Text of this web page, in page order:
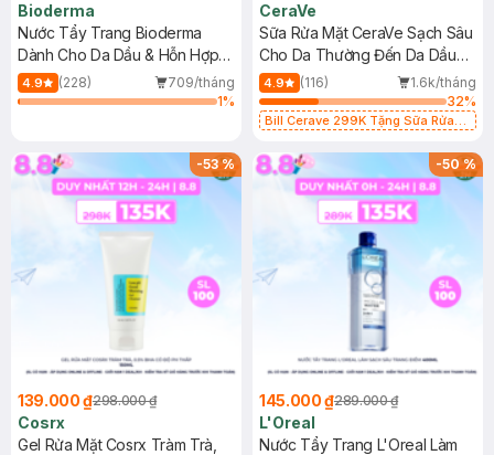
Bioderma
Nước Tẩy Trang Bioderma
Dành Cho Da Dầu & Hỗn Hợp
500ml
4.9 (228)
709/tháng
1%
CeraVe
Sữa Rửa Mặt CeraVe Sạch Sâu
Cho Da Thường Đến Da Dầu
473ml
4.9 (116)
1.6k/tháng
32%
Bill Cerave 299K Tặng Sữa Rửa
-53%
139.000 ₫298.000 ₫
Cosrx
Gel Rửa Mặt Cosrx Tràm Trà,
-50%
145.000 ₫289.000 ₫
L'Oreal
Nước Tẩy Trang L'Oreal Làm